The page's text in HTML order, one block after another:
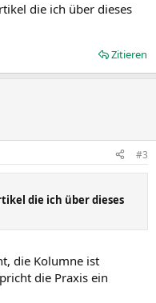
die ich über dieses
Zitieren
#3
die ich über dieses
die Kolumne ist
die Praxis ein